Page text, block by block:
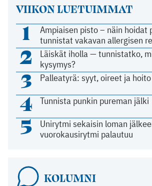
VIIKON LUETUIMMAT
1
Ampiaisen pisto – näin hoidat
tunnistat vakavan allergisen
2
Läiskät iholla — tunnistatko,
kysymys?
3 Palleatyrä: syyt, oireet ja hoito
4 Tunnista punkin pureman jälki
5
Unirytmi sekaisin loman
vuorokausirytmi palautuu
KOLUMNI